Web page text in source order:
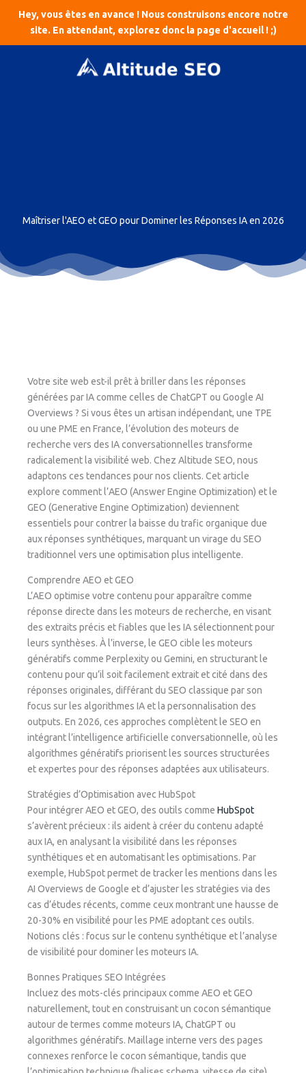
Hey, vous êtes en avance ! Nous construisons encore notre
site. En attendant, explorez donc la page d'accueil ! ;)
Maîtriser l'AEO et GEO pour Dominer les Réponses IA en 2026
Votre site web est-il prêt à briller dans les réponses
générées par IA comme celles de ChatGPT ou Google AI
Overviews ? Si vous êtes un artisan indépendant, une TPE
ou une PME en France, l’évolution des moteurs de
recherche vers des IA conversationnelles transforme
radicalement la visibilité web. Chez Altitude SEO, nous
adaptons ces tendances pour nos clients. Cet article
explore comment l’AEO (Answer Engine Optimization) et le
GEO (Generative Engine Optimization) deviennent
essentiels pour contrer la baisse du trafic organique due
aux réponses synthétiques, marquant un virage du SEO
traditionnel vers une optimisation plus intelligente.
Comprendre AEO et GEO
L’AEO optimise votre contenu pour apparaître comme
réponse directe dans les moteurs de recherche, en visant
des extraits précis et fiables que les IA sélectionnent pour
leurs synthèses. À l’inverse, le GEO cible les moteurs
génératifs comme Perplexity ou Gemini, en structurant le
contenu pour qu’il soit facilement extrait et cité dans des
réponses originales, différant du SEO classique par son
focus sur les algorithmes IA et la personnalisation des
outputs. En 2026, ces approches complètent le SEO en
intégrant l’intelligence artificielle conversationnelle, où les
algorithmes génératifs priorisent les sources structurées
et expertes pour des réponses adaptées aux utilisateurs.
Stratégies d’Optimisation avec HubSpot
Pour intégrer AEO et GEO, des outils comme HubSpot
s’avèrent précieux : ils aident à créer du contenu adapté
aux IA, en analysant la visibilité dans les réponses
synthétiques et en automatisant les optimisations. Par
exemple, HubSpot permet de tracker les mentions dans les
AI Overviews de Google et d’ajuster les stratégies via des
cas d’études récents, comme ceux montrant une hausse de
20-30% en visibilité pour les PME adoptant ces outils.
Notions clés : focus sur le contenu synthétique et l’analyse
de visibilité pour dominer les moteurs IA.
Bonnes Pratiques SEO Intégrées
Incluez des mots-clés principaux comme AEO et GEO
naturellement, tout en construisant un cocon sémantique
autour de termes comme moteurs IA, ChatGPT ou
algorithmes génératifs. Maillage interne vers des pages
connexes renforce le cocon sémantique, tandis que
mail